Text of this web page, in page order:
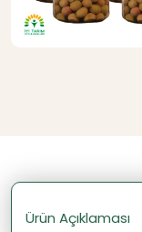
Ürün Açıklaması